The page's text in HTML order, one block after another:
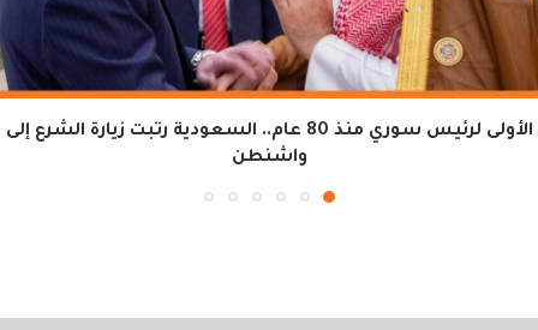
الأولى لرئيس سوري منذ 80 عام.. السعودية رتبت زيارة الشرع إلى
واشنطن